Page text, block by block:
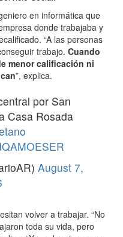
en informática que
donde trabajaba y
“A las personas
trabajo. Cuando
menor calificación ni
”, explica.
por San
Casa Rosada
August 7,
volver a trabajar. “No
toda su vida, pero